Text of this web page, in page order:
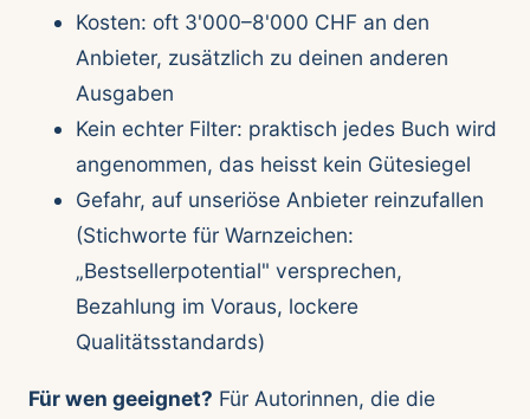
Kosten: oft 3'000–8'000 CHF an den
Anbieter, zusätzlich zu deinen anderen
Ausgaben
Kein echter Filter: praktisch jedes Buch wird
angenommen, das heisst kein Gütesiegel
Gefahr, auf unseriöse Anbieter reinzufallen
(Stichworte für Warnzeichen:
„Bestsellerpotential" versprechen,
Bezahlung im Voraus, lockere
Qualitätsstandards)
Für wen geeignet? Für Autorinnen, die die